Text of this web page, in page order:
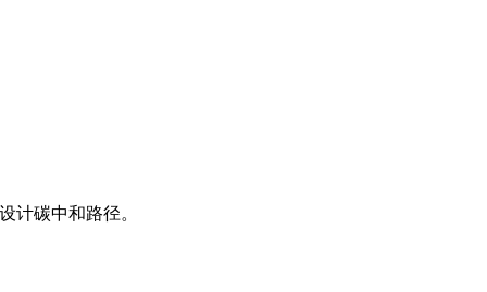
计碳中和路径。